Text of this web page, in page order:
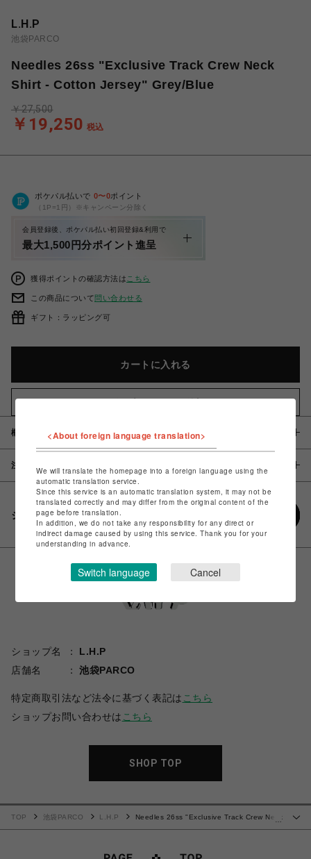
L.H.P
池袋PARCO
Needles 26ss "Exclusive Track Crew Neck
Shirt - Cotton Jersey" Grey/Blue
￥19,250 税込
￥27,500
ポケパル払いで 0〜0ポイント
（1P=1円）※キャンペーン分除く
会員登録後、ポケパル払い初回登録&利用で
最大1,500円分ポイント進呈
獲得ポイントの確認方法は こちら
この商品について問い合わせる
ギフト：ラッピング可
カートに入れる
概要
注意事項
シェアする
ショップ名
L.H.P
店舗名
池袋PARCO
特定商取引法など法令に基づく表記は こちら
ショップお問い合わせは こちら
SHOP TOP
…
TOP 池袋PARCO L.H.P
Needles 26ss "Exclusive Track Crew Neck
<About foreign language translation>
We will translate the homepage into a foreign language using the
automatic translation service.
Since this service is an automatic translation system, it may not be
translated correctly and may differ from the original content of the
page before translation.
In addition, we do not take any responsibility for any direct or
indirect damage caused by using this service. Thank you for your
understanding in advance.
Switch language Cancel